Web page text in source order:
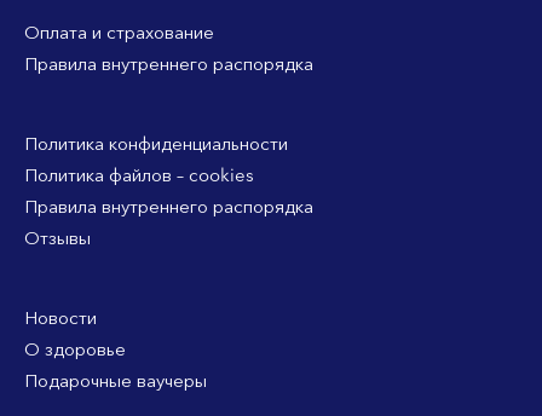
Оплата и страхование
Правила внутреннего распорядка
Политика конфиденциальности
Политика файлов – cookies
Правила внутреннего распорядка
Отзывы
Новости
О здоровье
Подарочные ваучеры